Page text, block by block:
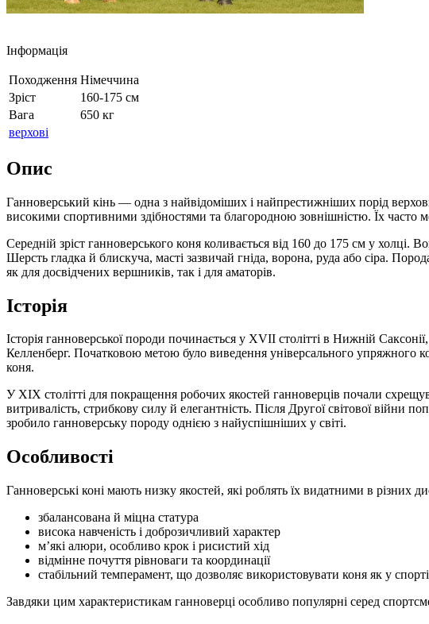
Інформація
Походження Німеччина
Зріст
160-175 см
Вага
650 кг
верхові
Опис
Ганноверський кінь — одна з найвідоміших і найпрестижніших порід
високими спортивними здібностями та благородною зовнішністю. Їх часто
Середній зріст ганноверського коня коливається від 160 до 175 см у
Шерсть гладка й блискуча, масті зазвичай гніда, ворона, руда або сіра.
як для досвідчених вершників, так і для аматорів.
Історія
Історія ганноверської породи починається у XVII столітті в Нижній
Келленберг. Початковою метою було виведення універсального упряжного
коня.
У XIX столітті для покращення робочих якостей ганноверців почали
витривалість, стрибкову силу й елегантність. Після Другої світової
зробило ганноверську породу однією з найуспішніших у світі.
Особливості
Ганноверські коні мають низку якостей, які роблять їх видатними в різних
збалансована й міцна статура
висока навченість і доброзичливий характер
м’які алюри, особливо крок і рисистий хід
відмінне почуття рівноваги та координації
стабільний темперамент, що дозволяє використовувати коня як у
Завдяки цим характеристикам ганноверці особливо популярні серед